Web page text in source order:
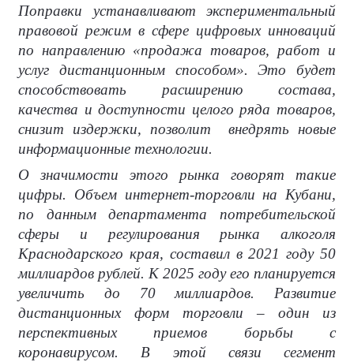
Поправки устанавливают экспериментальный
правовой режим в сфере цифровых инноваций
по направлению «продажа товаров, работ и
услуг дистанционным способом». Это будет
способствовать расширению состава,
качества и доступности целого ряда товаров,
снизит издержки, позволит
внедрять новые
информационные технологии.
О значимости этого рынка говорят такие
цифры. Объем интернет-торговли на Кубани,
по данным департамента потребительской
сферы и регулирования рынка алкоголя
Краснодарского края, составил в 2021 году 50
миллиардов рублей. К 2025 году его планируется
увеличить до 70 миллиардов. Развитие
дистанционных форм торговли – один из
перспективных приемов борьбы с
коронавирусом. В этой связи сегмент